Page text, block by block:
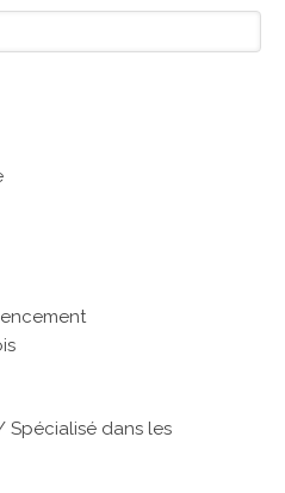
Spécialisé dans les